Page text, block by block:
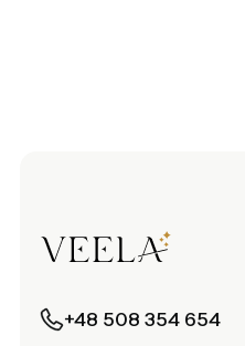
+48 508 354 654